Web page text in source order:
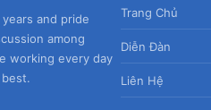
and pride
among
working every day
Trang Chủ
Diễn Đàn
Liên Hệ